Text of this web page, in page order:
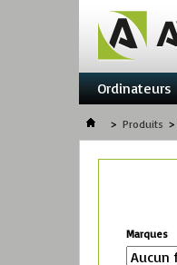
Ordinateurs
> Produits >
Marques